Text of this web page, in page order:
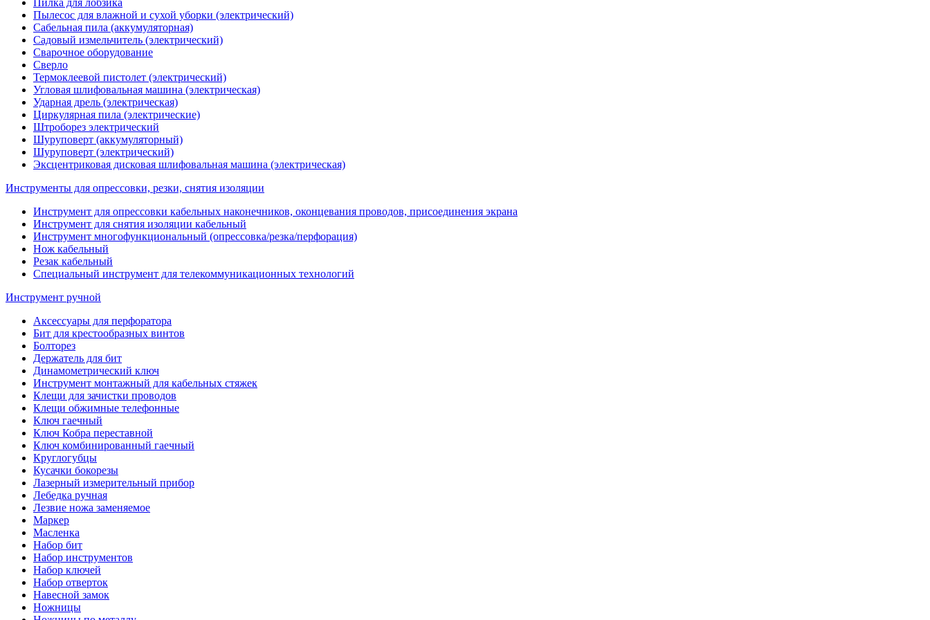
Пилка для лобзика
Пылесос для влажной и сухой уборки (электрический)
Сабельная пила (аккумуляторная)
Садовый измельчитель (электрический)
Сварочное оборудование
Сверло
Термоклеевой пистолет (электрический)
Угловая шлифовальная машина (электрическая)
Ударная дрель (электрическая)
Циркулярная пила (электрические)
Штроборез электрический
Шуруповерт (аккумуляторный)
Шуруповерт (электрический)
Эксцентриковая дисковая шлифовальная машина (электрическая)
Инструменты для опрессовки, резки, снятия изоляции
Инструмент для опрессовки кабельных наконечников, оконцевания проводов, присоединения экрана
Инструмент для снятия изоляции кабельный
Инструмент многофункциональный (опрессовка/резка/перфорация)
Нож кабельный
Резак кабельный
Специальный инструмент для телекоммуникационных технологий
Инструмент ручной
Аксессуары для перфоратора
Бит для крестообразных винтов
Болторез
Держатель для бит
Динамометрический ключ
Инструмент монтажный для кабельных стяжек
Клещи для зачистки проводов
Клещи обжимные телефонные
Ключ гаечный
Ключ Кобра переставной
Ключ комбинированный гаечный
Круглогубцы
Кусачки бокорезы
Лазерный измерительный прибор
Лебедка ручная
Лезвие ножа заменяемое
Маркер
Масленка
Набор бит
Набор инструментов
Набор ключей
Набор отверток
Навесной замок
Ножницы